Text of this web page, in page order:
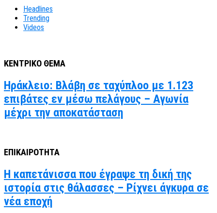
Headlines
Trending
Videos
ΚΕΝΤΡΙΚΟ ΘΕΜΑ
Ηράκλειο: Βλάβη σε ταχύπλοο με 1.123
επιβάτες εν μέσω πελάγους – Αγωνία
μέχρι την αποκατάσταση
ΕΠΙΚΑΙΡΟΤΗΤΑ
Η καπετάνισσα που έγραψε τη δική της
ιστορία στις θάλασσες – Ρίχνει άγκυρα σε
νέα εποχή